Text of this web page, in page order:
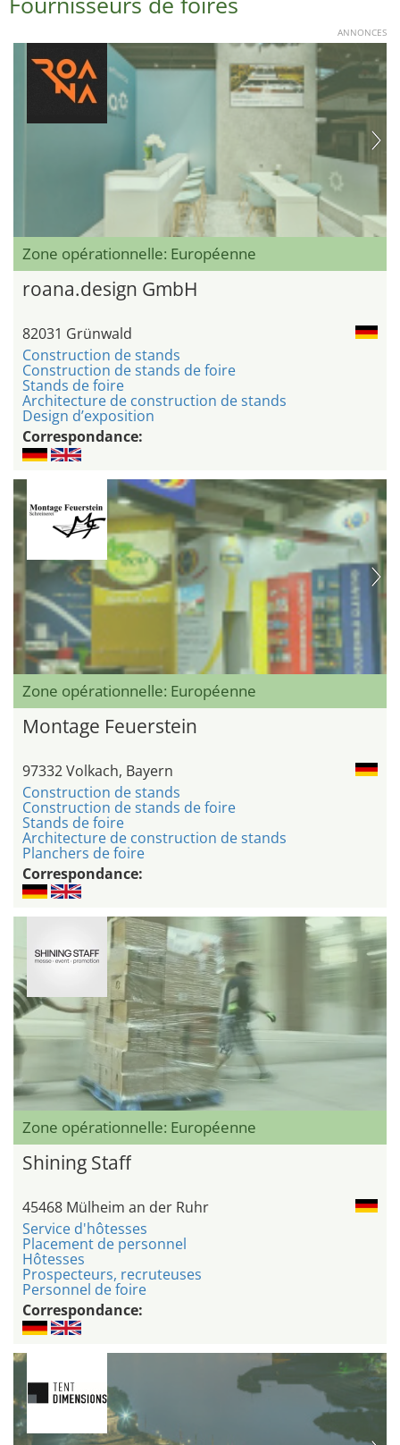
ANNONCES
Zone opérationnelle: Européenne
roana.design GmbH
82031 Grünwald
Construction de stands
Construction de stands de foire
Stands de foire
Architecture de construction de stands
Design d’exposition
Correspondance:
Zone opérationnelle: Européenne
Montage Feuerstein
97332 Volkach, Bayern
Construction de stands
Construction de stands de foire
Stands de foire
Architecture de construction de stands
Planchers de foire
Correspondance:
Zone opérationnelle: Européenne
Shining Staff
45468 Mülheim an der Ruhr
Service d'hôtesses
Placement de personnel
Hôtesses
Prospecteurs, recruteuses
Personnel de foire
Correspondance: